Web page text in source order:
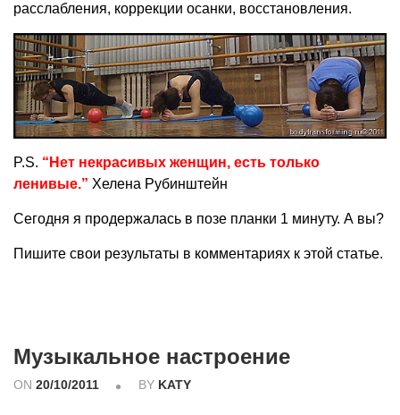
расслабления, коррекции осанки, восстановления.
P.S. “Нет некрасивых женщин, есть только
ленивые.” Хелена Рубинштейн
Сегодня я продержалась в позе планки 1 минуту. А вы?
Пишите свои результаты в комментариях к этой статье.
Музыкальное настроение
ON 20/10/2011 BY KATY